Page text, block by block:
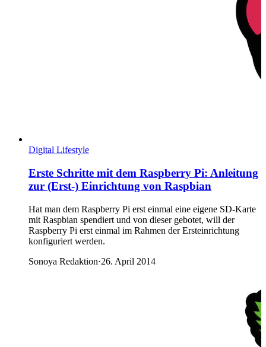
Digital Lifestyle
Erste Schritte mit dem Raspberry Pi: Anleitung
zur (Erst-) Einrichtung von Raspbian
Hat man dem Raspberry Pi erst einmal eine eigene SD-Karte
mit Raspbian spendiert und von dieser gebotet, will der
Raspberry Pi erst einmal im Rahmen der Ersteinrichtung
konfiguriert werden.
Sonoya Redaktion·26. April 2014